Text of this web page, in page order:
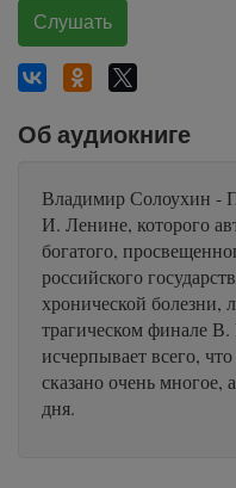
Слушать
Об аудиокниге
Владимир Солоухин -
И. Ленине, которого
богатого,
российского
хронической болезни,
трагическом финале
исчерпывает всего,
сказано очень многое,
дня.